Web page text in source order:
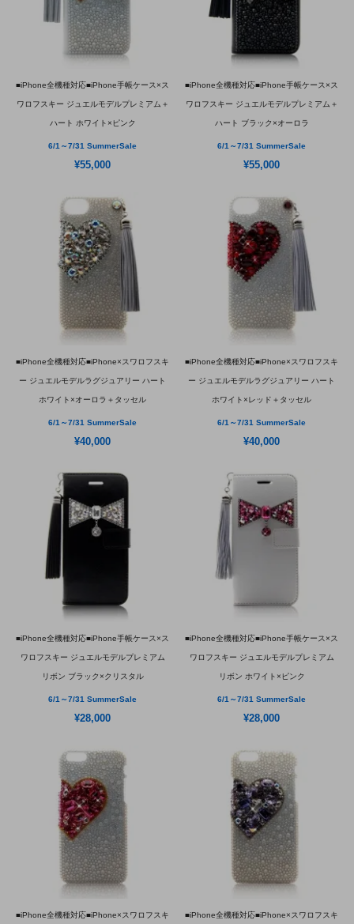
■iPhone全機種対応■iPhone手帳ケース×ス
ワロフスキー ジュエルモデルプレミアム＋
ハート ホワイト×ピンク
6/1～7/31 SummerSale
¥55,000
■iPhone全機種対応■iPhone手帳ケース×ス
ワロフスキー ジュエルモデルプレミアム＋
ハート ブラック×オーロラ
6/1～7/31 SummerSale
¥55,000
■iPhone全機種対応■iPhone×スワロフスキ
ー ジュエルモデルラグジュアリー ハート
ホワイト×オーロラ＋タッセル
6/1～7/31 SummerSale
¥40,000
■iPhone全機種対応■iPhone×スワロフスキ
ー ジュエルモデルラグジュアリー ハート
ホワイト×レッド＋タッセル
6/1～7/31 SummerSale
¥40,000
■iPhone全機種対応■iPhone手帳ケース×ス
ワロフスキー ジュエルモデルプレミアム
リボン ブラック×クリスタル
6/1～7/31 SummerSale
¥28,000
■iPhone全機種対応■iPhone手帳ケース×ス
ワロフスキー ジュエルモデルプレミアム
リボン ホワイト×ピンク
6/1～7/31 SummerSale
¥28,000
■iPhone全機種対応■iPhone×スワロフスキ ■iPhone全機種対応■iPhone×スワロフスキ